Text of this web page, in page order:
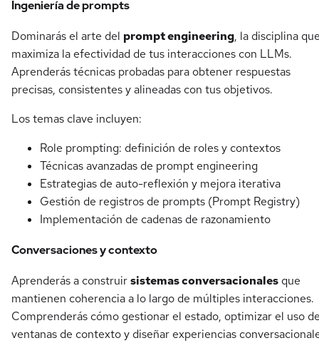
Ingeniería de prompts
Dominarás el arte del prompt engineering, la disciplina
maximiza la efectividad de tus interacciones con LLMs.
Aprenderás técnicas probadas para obtener respuestas
precisas, consistentes y alineadas con tus objetivos.
Los temas clave incluyen:
Role prompting: definición de roles y contextos
Técnicas avanzadas de prompt engineering
Estrategias de auto-reflexión y mejora iterativa
Gestión de registros de prompts (Prompt Registry)
Implementación de cadenas de razonamiento
Conversaciones y contexto
Aprenderás a construirsistemas conversacionales que
mantienen coherencia a lo largo de múltiples interacciones.
Comprenderás cómo gestionar el estado, optimizar el uso
ventanas de contexto y diseñar experiencias